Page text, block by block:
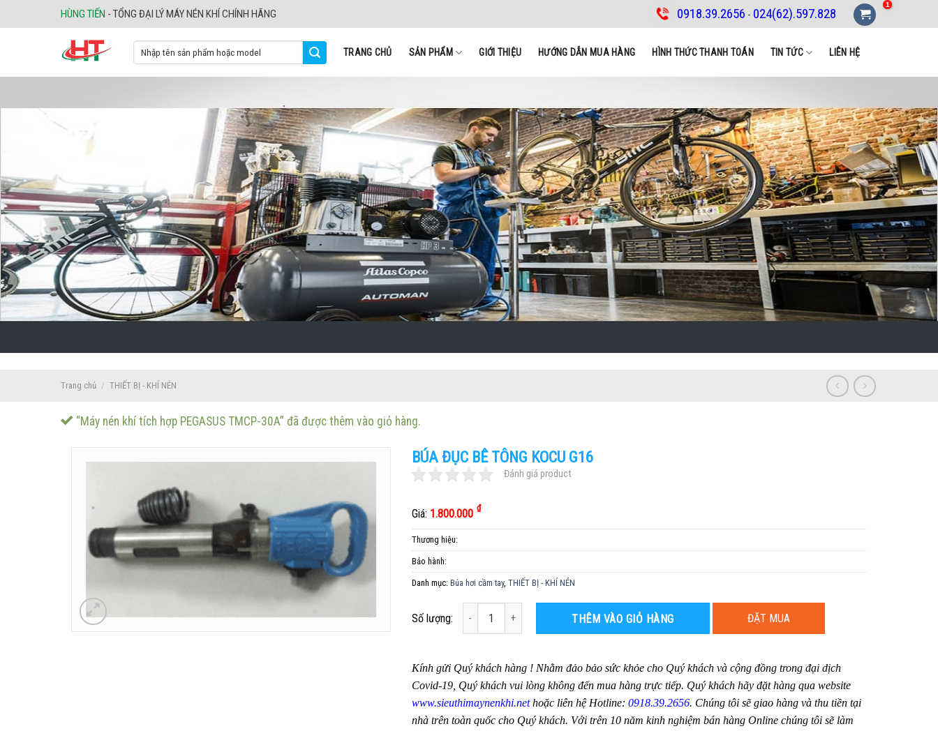
to
HÙNG TIẾN - TỔNG ĐẠI LÝ MÁY NÉN KHÍ CHÍNH HÃNG 0918.39.2656 - 024(62).597.828
TRANG CHỦ SẢN PHẨM GIỚI THIỆU HƯỚNG DẪN MUA HÀNG HÌNH THỨC THANH TOÁN TIN TỨC LIÊN HỆ
Trang chủ / THIẾT BỊ - KHÍ NÉN
“Máy nén khí tích hợp PEGASUS TMCP-30A” đã được thêm vào giỏ hàng.
BÚA ĐỤC BÊ TÔNG KOCU G16
Đánh giá product
Giá: 1.800.000 ₫
Thương hiệu:
Bảo hành:
Danh mục: Búa hơi cầm tay, THIẾT BỊ - KHÍ NÉN
Số lượng: THÊM VÀO GIỎ HÀNG ĐẶT MUA
Kính gửi Quý khách hàng ! Nhằm đảo bảo sức khỏe cho Quý khách và cộng đồng trong đại dịch
Covid-19, Quý khách vui lòng không đến mua hàng trực tiếp. Quý khách hãy đặt hàng qua website
www.sieuthimaynenkhi.nethoặc liên hệ Hotline: 0918.39.2656. Chúng tôi sẽ giao hàng và thu tiền tại
nhà trên toàn quốc cho Quý khách. Với trên 10 năm kinh nghiệm bán hàng Online chúng tôi sẽ làm